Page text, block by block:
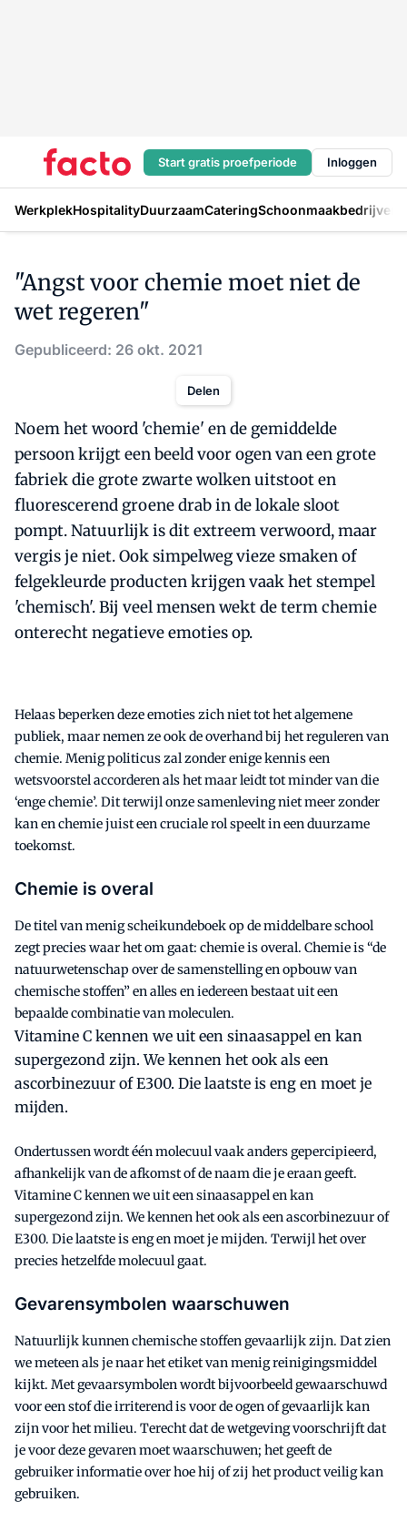
Start gratis proefperiode Inloggen
WerkplekHospitalityDuurzaamCateringSchoonmaakbedrijven
"Angst voor chemie moet niet de
wet regeren"
Gepubliceerd: 26 okt. 2021
Delen
Noem het woord 'chemie' en de gemiddelde
persoon krijgt een beeld voor ogen van een grote
fabriek die grote zwarte wolken uitstoot en
fluorescerend groene drab in de lokale sloot
pompt. Natuurlijk is dit extreem verwoord, maar
vergis je niet. Ook simpelweg vieze smaken of
felgekleurde producten krijgen vaak het stempel
'chemisch'. Bij veel mensen wekt de term chemie
onterecht negatieve emoties op.
Helaas beperken deze emoties zich niet tot het algemene
publiek, maar nemen ze ook de overhand bij het reguleren van
chemie. Menig politicus zal zonder enige kennis een
wetsvoorstel accorderen als het maar leidt tot minder van die
‘enge chemie’. Dit terwijl onze samenleving niet meer zonder
kan en chemie juist een cruciale rol speelt in een duurzame
toekomst.
Chemie is overal
De titel van menig scheikundeboek op de middelbare school
zegt precies waar het om gaat: chemie is overal. Chemie is “de
natuurwetenschap over de samenstelling en opbouw van
chemische stoffen” en alles en iedereen bestaat uit een
bepaalde combinatie van moleculen.
Vitamine C kennen we uit een sinaasappel en kan
supergezond zijn. We kennen het ook als een
ascorbinezuur of E300. Die laatste is eng en moet je
mijden.
Ondertussen wordt één molecuul vaak anders gepercipieerd,
afhankelijk van de afkomst of de naam die je eraan geeft.
Vitamine C kennen we uit een sinaasappel en kan
supergezond zijn. We kennen het ook als een ascorbinezuur of
E300. Die laatste is eng en moet je mijden. Terwijl het over
precies hetzelfde molecuul gaat.
Gevarensymbolen waarschuwen
Natuurlijk kunnen chemische stoffen gevaarlijk zijn. Dat zien
we meteen als je naar het etiket van menig reinigingsmiddel
kijkt. Met gevaarsymbolen wordt bijvoorbeeld gewaarschuwd
voor een stof die irriterend is voor de ogen of gevaarlijk kan
zijn voor het milieu. Terecht dat de wetgeving voorschrijft dat
je voor deze gevaren moet waarschuwen; het geeft de
gebruiker informatie over hoe hij of zij het product veilig kan
gebruiken.